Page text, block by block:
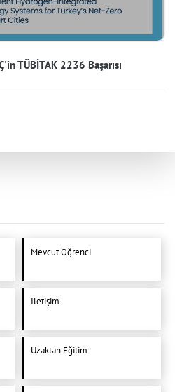
TÜBİTAK 2236 Başarısı
Mevcut Öğrenci
İletişim
Uzaktan Eğitim